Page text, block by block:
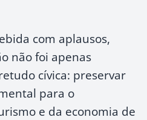
com aplausos,
não foi apenas
cívica: preservar
para o
e da economia de